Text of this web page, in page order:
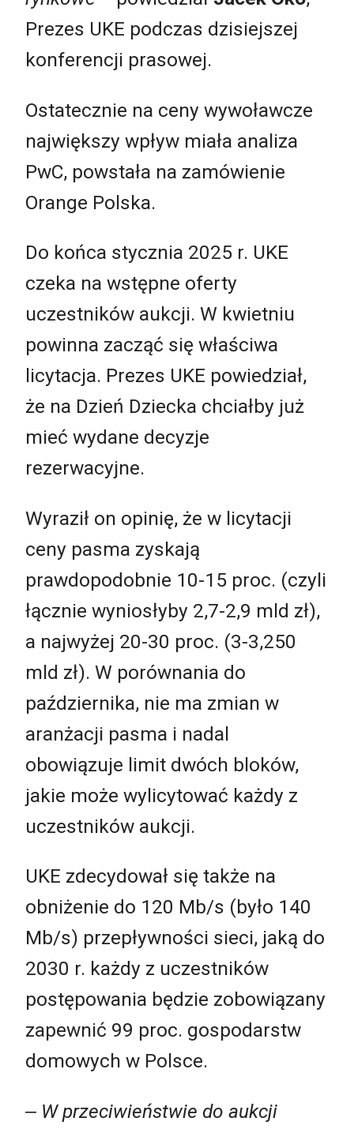
Prezes UKE podczas dzisiejszej
konferencji prasowej.
Ostatecznie na ceny wywoławcze
największy wpływ miała analiza
PwC, powstała na zamówienie
Orange Polska.
Do końca stycznia 2025 r. UKE
czeka na wstępne oferty
uczestników aukcji. W kwietniu
powinna zacząć się właściwa
licytacja. Prezes UKE powiedział,
że na Dzień Dziecka chciałby już
mieć wydane decyzje
rezerwacyjne.
Wyraził on opinię, że w licytacji
ceny pasma zyskają
prawdopodobnie 10-15 proc. (czyli
łącznie wyniosłyby 2,7-2,9 mld zł),
a najwyżej 20-30 proc. (3-3,250
mld zł). W porównania do
października, nie ma zmian w
aranżacji pasma i nadal
obowiązuje limit dwóch bloków,
jakie może wylicytować każdy z
uczestników aukcji.
UKE zdecydował się także na
obniżenie do 120 Mb/s (było 140
Mb/s) przepływności sieci, jaką do
2030 r. każdy z uczestników
postępowania będzie zobowiązany
zapewnić 99 proc. gospodarstw
domowych w Polsce.
‒ W przeciwieństwie do aukcji